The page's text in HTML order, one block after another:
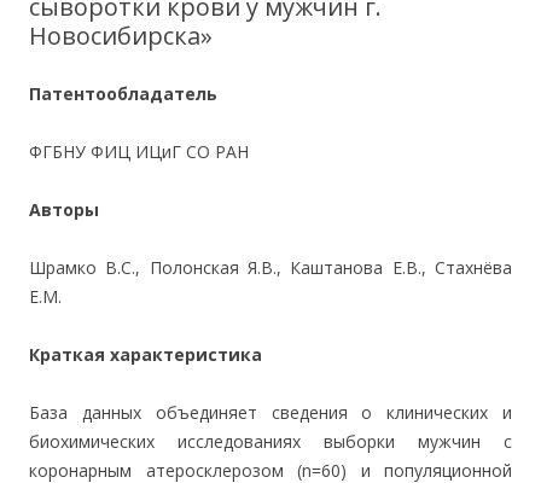
сыворотки крови у мужчин г.
Новосибирска»
Патентообладатель
ФГБНУ ФИЦ ИЦиГ СО РАН
Авторы
Шрамко В.С., Полонская Я.В., Каштанова Е.В., Стахнёва
Е.М.
Краткая характеристика
База данных объединяет сведения о клинических и
биохимических исследованиях выборки мужчин с
коронарным атеросклерозом (n=60) и популяционной